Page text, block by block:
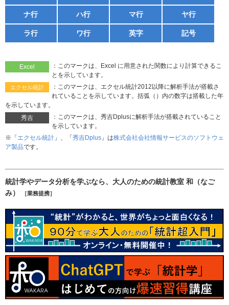
ナ行 ハ行 マ行 ヤ行
ラ行 ワ行 英字 記号
Excel
：このマークは、Excel に用意された関数により計算できるこ
とを示しています。
エクセル統計
：このマークは、エクセル統計2012以降に解析手法が搭載さ
れていることを示しています。括弧（）内の数字は搭載した年
を示しています。
秀吉
：このマークは、秀吉Dplusに解析手法が搭載されていること
を示しています。
※「 エクセル統計 」、「 秀吉Dplus 」は株式会社会社情報サービスのソフトウェ
ア製品です。
統計学やデータ分析を学ぶなら、大人のための統計教室 和（なご
み）
［業務提携］